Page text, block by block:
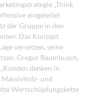
„Think
eingeleitet
der Gruppe in den
Das Konzept
versetzen, seine
Gregor Baumbusch,
denken in
und
Wertschöpfungskette